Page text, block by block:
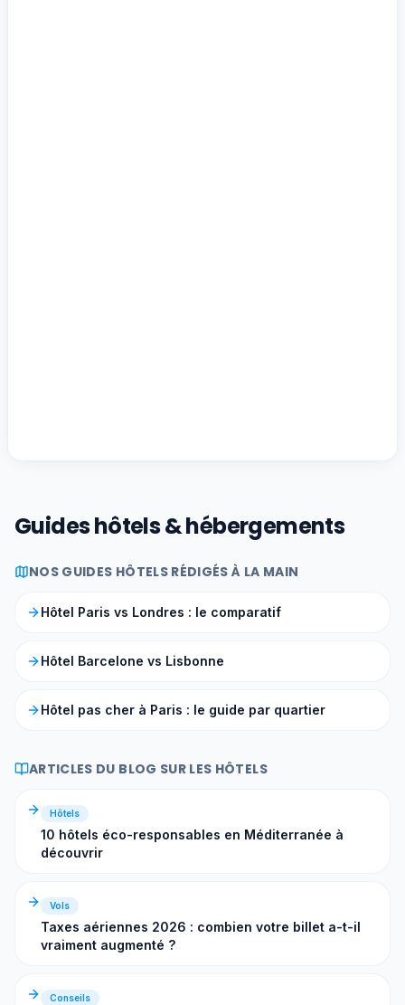
Guides hôtels & hébergements
NOS GUIDES HÔTELS RÉDIGÉS À LA MAIN
Hôtel Paris vs Londres : le comparatif
Hôtel Barcelone vs Lisbonne
Hôtel pas cher à Paris : le guide par quartier
ARTICLES DU BLOG SUR LES HÔTELS
Hôtels
10 hôtels éco-responsables en Méditerranée à
découvrir
Vols
Taxes aériennes 2026 : combien votre billet a-t-il
vraiment augmenté ?
Conseils